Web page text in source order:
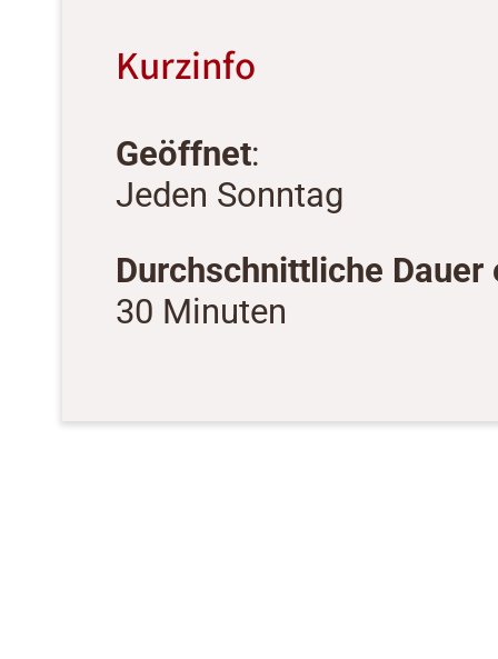
Kurzinfo
Geöffnet:
Jeden Sonntag
Durchschnittliche Dauer
30 Minuten